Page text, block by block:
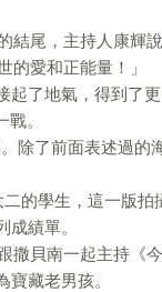
尾，主持人康輝
的愛和正能量！」
了地氣，得到了
。
除了前面表述過的
的學生，這一版
績單。
撒貝南一起主持《
藏老男孩。